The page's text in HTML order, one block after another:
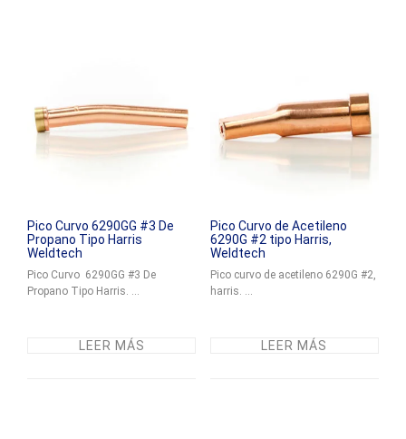
Pico Curvo 6290GG #3 De
Propano Tipo Harris
Weldtech
Pico Curvo 6290GG #3 De
Propano Tipo Harris. ...
LEER MÁS
Pico Curvo de Acetileno
6290G #2 tipo Harris,
Weldtech
Pico curvo de acetileno 6290G #2,
harris. ...
LEER MÁS